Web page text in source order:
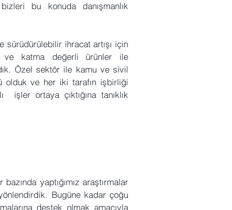
bu konuda danışmanlık
sürüdürülebilir ihracat artışı için
katma değerli ürünler ile
Özel sektör ile kamu ve sivil
olduk ve her iki tarafın işbirliği
işler ortaya çıktığına tanıklık
yaptığımız araştırmalar
Bugüne kadar çoğu
destek olmak amacıyla